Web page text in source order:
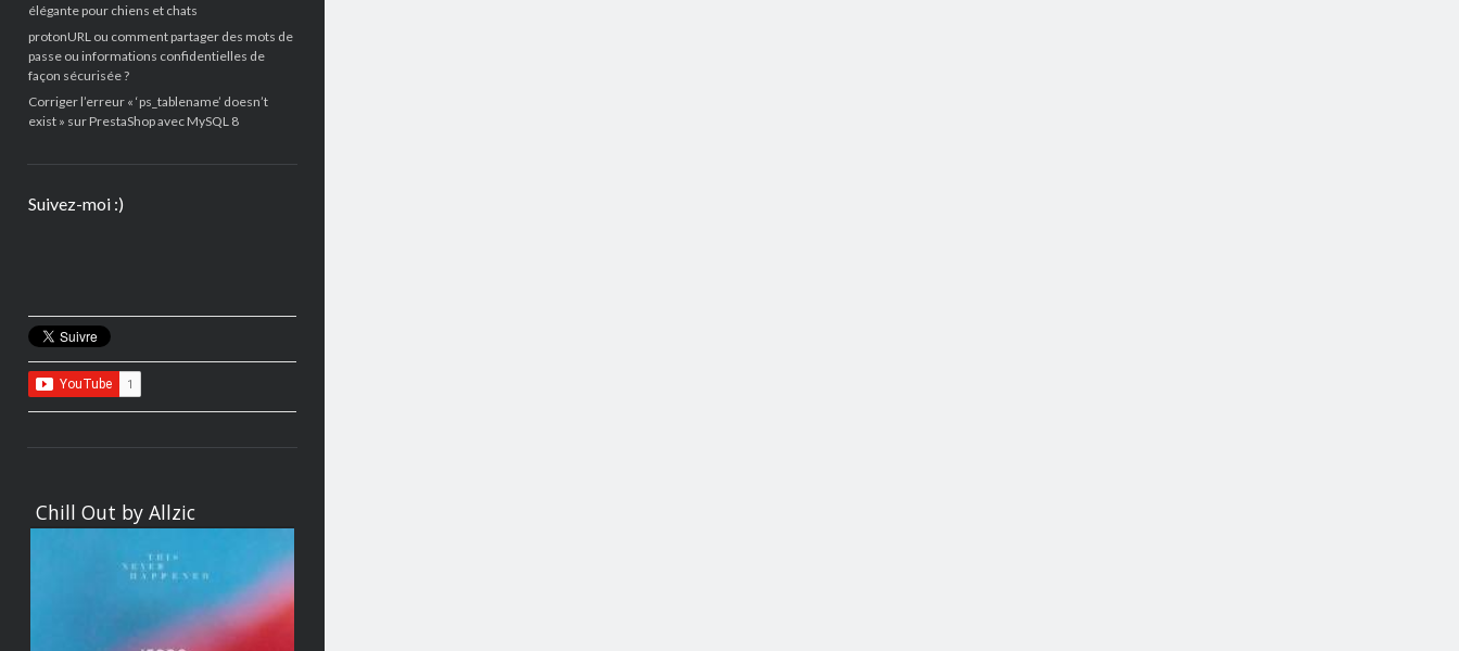
élégante pour chiens et chats
protonURL ou comment partager des mots de
passe ou informations confidentielles de
façon sécurisée ?
Corriger l’erreur « ‘ps_tablename’ doesn’t
exist » sur PrestaShop avec MySQL 8
Suivez-moi :)